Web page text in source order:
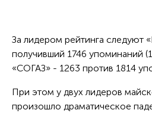
За лидером рейтинга следуют
получивший 1746 упоминаний
«СОГАЗ» - 1263 против 1814
При этом у двух лидеров
произошло драматическое